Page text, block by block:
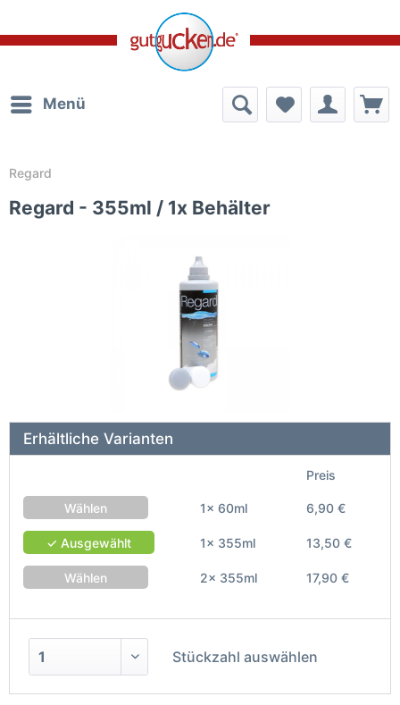
Menü
Regard
Regard - 355ml / 1x Behälter
Erhältliche Varianten
Preis
Wählen 1x 60ml 6,90 €
✓ Ausgewählt 1x 355ml 13,50 €
Wählen 2x 355ml 17,90 €
Stückzahl auswählen